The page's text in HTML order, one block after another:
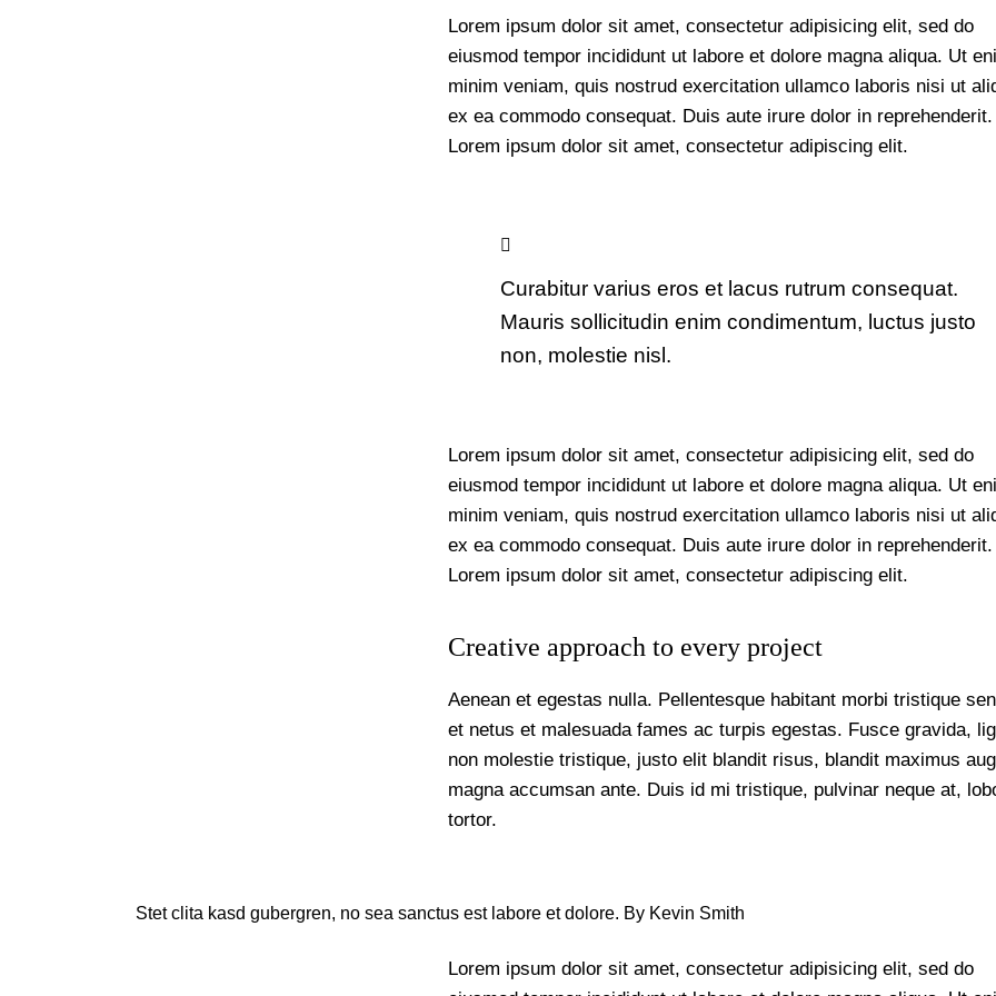
Lorem ipsum dolor sit amet, consectetur adipisicing elit, sed do
eiusmod tempor incididunt ut labore et dolore magna aliqua. Ut
minim veniam, quis nostrud exercitation ullamco laboris nisi ut
ex ea commodo consequat. Duis aute irure dolor in reprehenderit.
Lorem ipsum dolor sit amet, consectetur adipiscing elit.
Curabitur varius eros et lacus rutrum consequat.
Mauris sollicitudin enim condimentum, luctus justo
non, molestie nisl.
Lorem ipsum dolor sit amet, consectetur adipisicing elit, sed do
eiusmod tempor incididunt ut labore et dolore magna aliqua. Ut
minim veniam, quis nostrud exercitation ullamco laboris nisi ut
ex ea commodo consequat. Duis aute irure dolor in reprehenderit.
Lorem ipsum dolor sit amet, consectetur adipiscing elit.
Creative approach to every project
Aenean et egestas nulla. Pellentesque habitant morbi tristique
et netus et malesuada fames ac turpis egestas. Fusce gravida,
non molestie tristique, justo elit blandit risus, blandit maximus
magna accumsan ante. Duis id mi tristique, pulvinar neque at,
tortor.
Stet clita kasd gubergren, no sea sanctus est labore et dolore. By Kevin Smith
Lorem ipsum dolor sit amet, consectetur adipisicing elit, sed do